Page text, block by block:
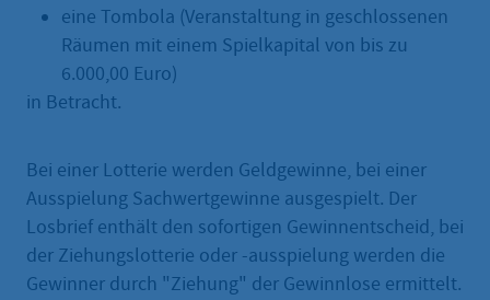
eine Tombola (Veranstaltung in geschlossenen
Räumen mit einem Spielkapital von bis zu
6.000,00 Euro)
in Betracht.
Bei einer Lotterie werden Geldgewinne, bei einer
Ausspielung Sachwertgewinne ausgespielt. Der
Losbrief enthält den sofortigen Gewinnentscheid, bei
der Ziehungslotterie oder -ausspielung werden die
Gewinner durch "Ziehung" der Gewinnlose ermittelt.